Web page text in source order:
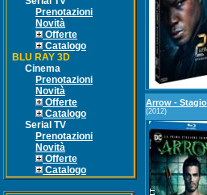
Prenotazioni
Novità
Offerte
Catalogo
BLU RAY 3D
Cinema
Prenotazioni
Novità
Offerte
Catalogo
Serial TV
Prenotazioni
Novità
Offerte
Catalogo
Arrow -
(2012)